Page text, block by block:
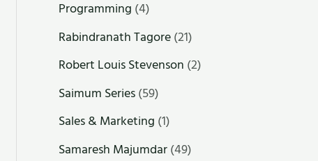
Programming (4)
Rabindranath Tagore(21)
Robert Louis Stevenson (2)
Saimum Series(59)
Sales & Marketing (1)
Samaresh Majumdar(49)